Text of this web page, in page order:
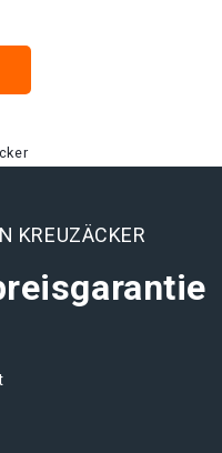
KREUZÄCKER